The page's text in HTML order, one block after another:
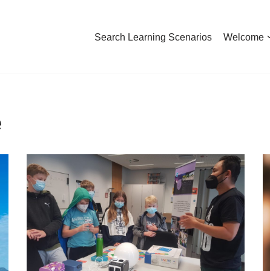
Search Learning Scenarios Welcome